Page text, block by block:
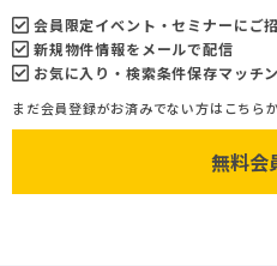
会員限定イベント・セミナーにご
新規物件情報をメールで配信
お気に入り・検索条件保存マッチ
まだ会員登録がお済みでない方はこちら
無料会